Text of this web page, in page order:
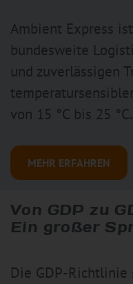
Ambient Express
bundesweite
und zuverlässigen
von 15 °C bis 25 °C.
MEHR ERFAHREN
Von GDP zu
Ein großer
Die GDP-